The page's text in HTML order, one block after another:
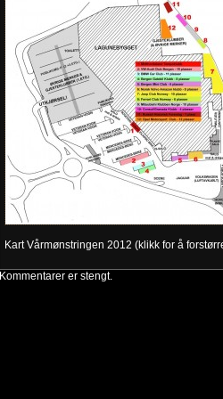
Kart Vårmønstringen 2012 (klikk for å
Kommentarer er stengt.